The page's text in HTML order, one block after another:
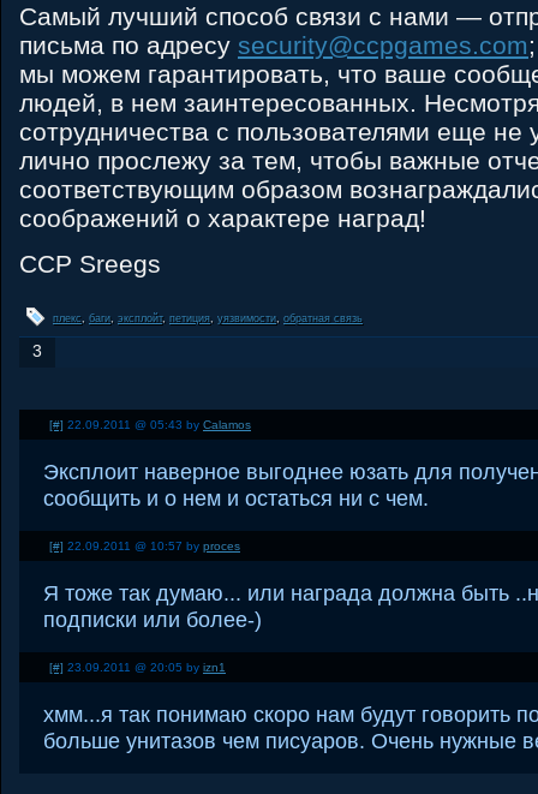
Самый лучший способ связи с нами —
письма по адресу security@ccpgames.com
мы можем гарантировать, что ваше
людей, в нем заинтересованных.
сотрудничества с пользователями еще не
лично прослежу за тем, чтобы важные
соответствующим образом
соображений о характере наград!
CCP Sreegs
плекс баги эксплойт, петиция уязвимости обратная связь
3
[#] 22.09.2011 @ 05:43 by Calamos
Эксплоит наверное выгоднее юзать для
сообщить и о нем и остаться ни с чем.
[#] 22.09.2011 @ 10:57 by proces
Я тоже так думаю... или награда должна быть
подписки или более-)
[#] 23.09.2011 @ 20:05 by izn1
хмм...я так понимаю скоро нам будут говорить
больше унитазов чем писуаров. Очень нужные